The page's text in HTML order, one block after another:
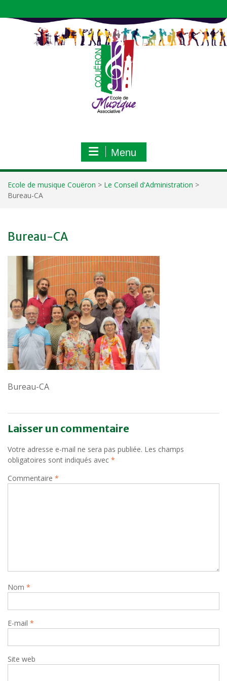
au
Menu
Ecole de musique Couëron > Le Conseil d'Administration >
Bureau-CA
Bureau-CA
Bureau-CA
Laisser un commentaire
Votre adresse e-mail ne sera pas publiée. Les champs
obligatoires sont indiqués avec *
Commentaire *
Nom *
E-mail *
Site web